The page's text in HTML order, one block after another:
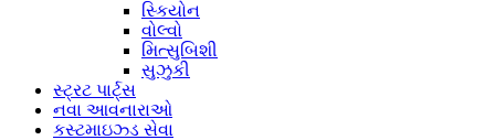
સ્કિયોન
વોલ્વો
મિત્સુબિશી
સુઝુકી
સ્ટ્રટ પાર્ટ્સ
નવા આવનારાઓ
કસ્ટમાઇઝ્ડ સેવા